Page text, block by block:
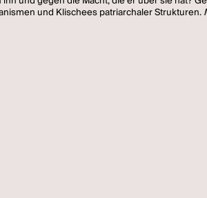
und Klischees patriarchaler Strukturen.